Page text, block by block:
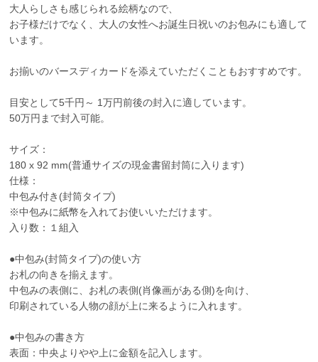
大人らしさも感じられる絵柄なので、
お子様だけでなく、大人の女性へお誕生日祝いのお包みにも適して
います。
お揃いのバースディカードを添えていただくこともおすすめです。
目安として5千円～ 1万円前後の封入に適しています。
50万円まで封入可能。
サイズ：
180 x 92 mm(普通サイズの現金書留封筒に入ります)
仕様：
中包み付き(封筒タイプ)
※中包みに紙幣を入れてお使いいただけます。
入り数：１組入
●中包み(封筒タイプ)の使い方
お札の向きを揃えます。
中包みの表側に、お札の表側(肖像画がある側)を向け、
印刷されている人物の顔が上に来るように入れます。
●中包みの書き方
表面：中央よりやや上に金額を記入します。